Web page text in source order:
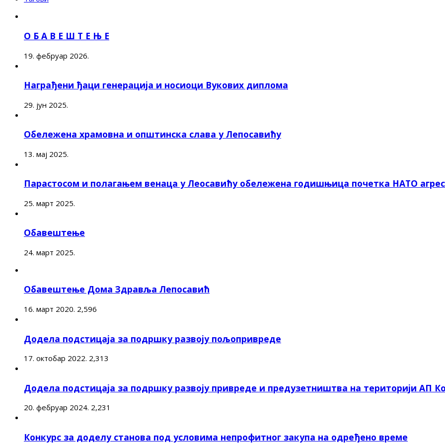
О Б А В Е Ш Т Е Њ Е
19. фебруар 2026.
Награђени ђаци генерација и носиоци Вукових диплома
29. јун 2025.
Обележена храмовна и општинска слава у Лепосавићу
13. мај 2025.
Парастосом и полагањем венаца у Леосавићу обележена годишњица почетка НАТО
25. март 2025.
Обавештење
24. март 2025.
Обавештење Дома Здравља Лепосавић
16. март 2020. 2,596
Додела подстицаја за подршку развоју пољопривреде
17. октобар 2022. 2,313
Додела подстицаја за подршку развоју привреде и предузетништва на територији АП
20. фебруар 2024. 2,231
Конкурс за доделу станова под условима непрофитног закупа на одређено време